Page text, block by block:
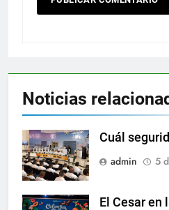
Noticias
Cuál
admin
5
El Cesar en